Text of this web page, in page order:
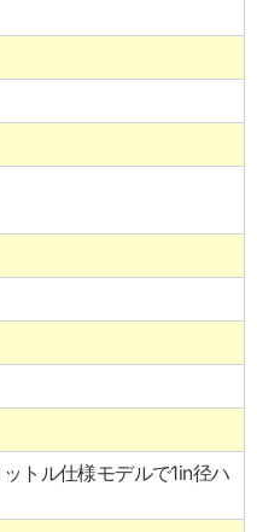
トル仕様モデルで1in径ハ